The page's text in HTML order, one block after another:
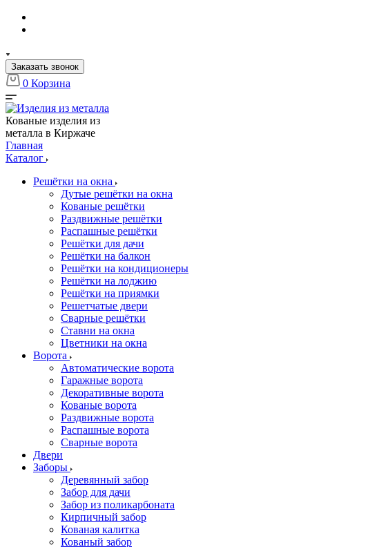
Заказать звонок
0 Корзина
Кованые изделия из
металла в Киржаче
Главная
Каталог
Решётки на окна
Дутые решётки на окна
Кованые решётки
Раздвижные решётки
Распашные решётки
Решётки для дачи
Решётки на балкон
Решётки на кондиционеры
Решётки на лоджию
Решётки на приямки
Решетчатые двери
Сварные решётки
Ставни на окна
Цветники на окна
Ворота
Автоматические ворота
Гаражные ворота
Декоративные ворота
Кованые ворота
Раздвижные ворота
Распашные ворота
Сварные ворота
Двери
Заборы
Деревянный забор
Забор для дачи
Забор из поликарбоната
Кирпичный забор
Кованая калитка
Кованый забор